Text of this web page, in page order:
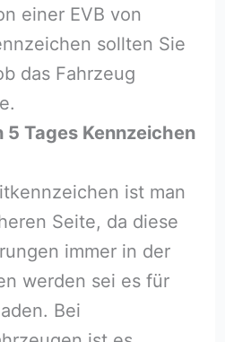
einer EVB von
sollten Sie
das Fahrzeug
5 Tages Kennzeichen
ist man
Seite, da diese
immer in der
werden sei es für
Bei